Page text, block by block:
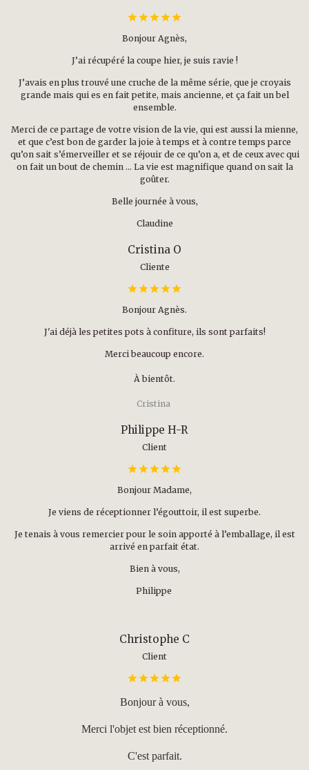
Bonjour Agnès,
J’ai récupéré la coupe hier, je suis ravie !
J’avais en plus trouvé une cruche de la même série, que je croyais
grande mais qui es en fait petite, mais ancienne, et ça fait un bel
ensemble.
Merci de ce partage de votre vision de la vie, qui est aussi la mienne,
et que c’est bon de garder la joie à temps et à contre temps parce
qu’on sait s’émerveiller et se réjouir de ce qu’on a, et de ceux avec qui
on fait un bout de chemin … La vie est magnifique quand on sait la
goûter.
Belle journée à vous,
Claudine
Cristina O
Cliente
Bonjour Agnès.
J'ai déjà les petites pots à confiture, ils sont parfaits!
Merci beaucoup encore.
À bientôt.
Cristina
Philippe H-R
Client
Bonjour Madame,
Je viens de réceptionner l’égouttoir, il est superbe.
Je tenais à vous remercier pour le soin apporté à l’emballage, il est
arrivé en parfait état.
Bien à vous,
Philippe
Christophe C
Client
Bonjour à vous,
Merci l'objet est bien réceptionné.
C'est parfait.